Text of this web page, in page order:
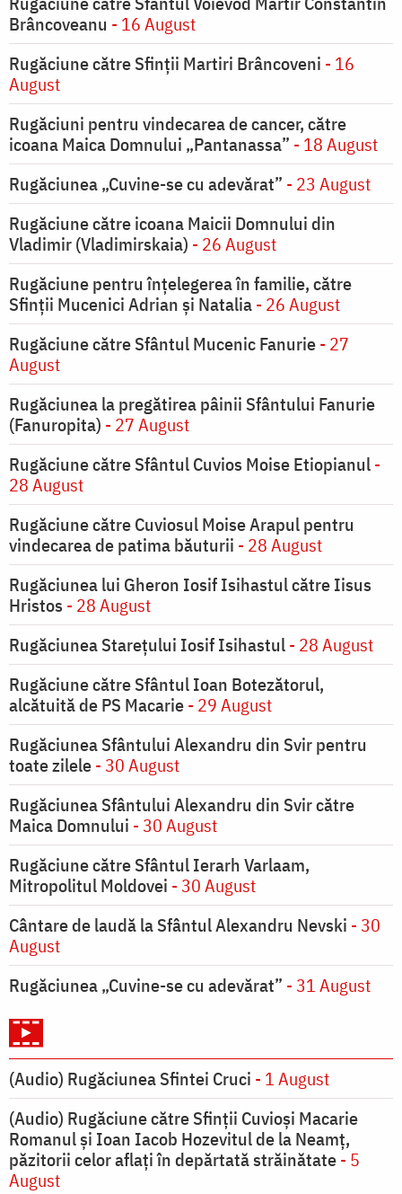
Brâncoveanu - 16 August
Rugăciune către Sfinții Martiri Brâncoveni - 16
August
Rugăciuni pentru vindecarea de cancer, către
icoana Maica Domnului „Pantanassa” - 18 August
Rugăciunea „Cuvine-se cu adevărat” - 23 August
Rugăciune către icoana Maicii Domnului din
Vladimir (Vladimirskaia) - 26 August
Rugăciune pentru înţelegerea în familie, către
Sfinţii Mucenici Adrian şi Natalia- 26 August
Rugăciune către Sfântul Mucenic Fanurie- 27
August
Rugăciunea la pregătirea pâinii Sfântului Fanurie
(Fanuropita) - 27 August
Rugăciune către Sfântul Cuvios Moise Etiopianul-
28 August
Rugăciune către Cuviosul Moise Arapul pentru
vindecarea de patima băuturii - 28 August
Rugăciunea lui Gheron Iosif Isihastul către Iisus
Hristos - 28 August
Rugăciunea Starețului Iosif Isihastul- 28 August
Rugăciune către Sfântul Ioan Botezătorul,
alcătuită de PS Macarie- 29 August
Rugăciunea Sfântului Alexandru din Svir pentru
toate zilele- 30 August
Rugăciunea Sfântului Alexandru din Svir către
Maica Domnului - 30 August
Rugăciune către Sfântul Ierarh Varlaam,
Mitropolitul Moldovei - 30 August
Cântare de laudă la Sfântul Alexandru Nevski - 30
August
Rugăciunea „Cuvine-se cu adevărat” - 31 August
(Audio) Rugăciunea Sfintei Cruci - 1 August
(Audio) Rugăciune către Sfinții Cuvioși Macarie
Romanul și Ioan Iacob Hozevitul de la Neamț,
păzitorii celor aflați în depărtată străinătate- 5
August